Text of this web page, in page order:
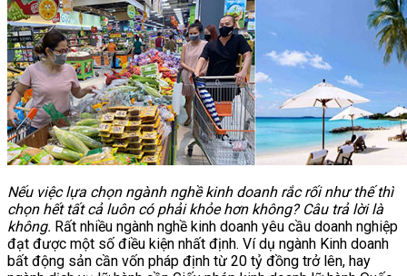
Nếu việc lựa chọn ngành nghề kinh doanh rắc rối như thế thì
chọn hết tất cả luôn có phải khỏe hơn không? Câu trả lời là
không. Rất nhiều ngành nghề kinh doanh yêu cầu doanh nghiệp
đạt được một số điều kiện nhất định. Ví dụ ngành Kinh doanh
bất động sản cần vốn pháp định từ 20 tỷ đồng trở lên, hay